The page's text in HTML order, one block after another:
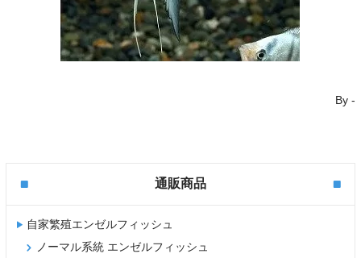
By-
通販商品
自家繁殖エンゼルフィッシュ
ノーマル系統 エンゼルフィッシュ